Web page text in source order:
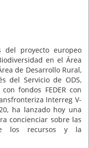
del proyecto europeo
en el Área
de Desarrollo Rural,
del Servicio de ODS,
fondos FEDER con
Interreg V-
ha lanzado hoy una
concienciar sobre las
los recursos y la